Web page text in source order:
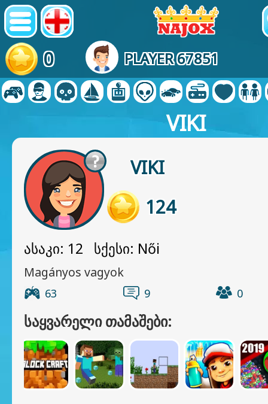
0 PLAYER 67851
VIKI
VIKI
124
ასაკი: 12 სქესი: Női
Magányos vagyok
63 9 0
ᲡᲐᲧᲕᲐᲠᲔᲚᲘ ᲗᲐᲛᲐᲨᲔᲑᲘ: